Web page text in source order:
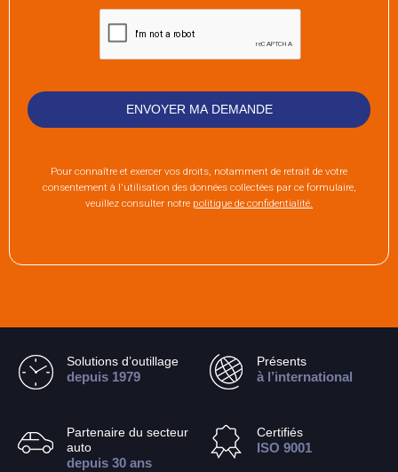
Pour connaître et exercer vos droits, notamment de retrait de votre
consentement à l'utilisation des données collectées par ce formulaire,
veuillez consulter notre politique de confidentialité.
Solutions d’outillage
depuis 1979
Présents
à l’international
Partenaire du secteur
auto
depuis 30 ans
Certifiés
ISO 9001